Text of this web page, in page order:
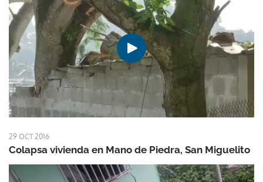
29 OCT 2016
Colapsa vivienda en Mano de Piedra, San Miguelito